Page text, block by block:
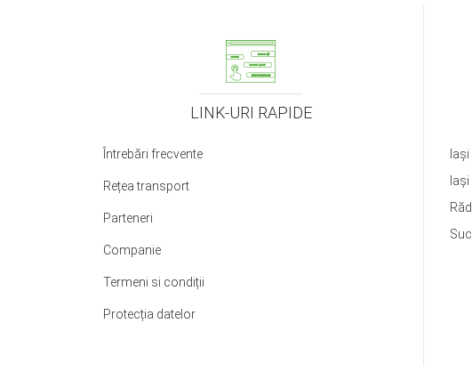
LINK-URI RAPIDE
Întrebări frecvente
Rețea transport
Parteneri
Companie
Termeni si condiții
Protecția datelor